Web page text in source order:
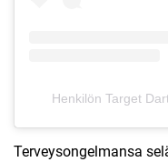
Henkilön Target
Terveysongelmansa